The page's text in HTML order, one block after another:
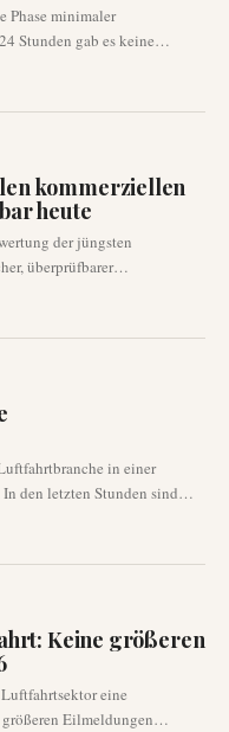
Phase minimaler
Stunden gab es keine
Flughäfen,
Ereignis und nicht den
kommerziellen
heute
der jüngsten
überprüfbarer
geeignet
Flughafenerweiterungen. Die
Geschichten.
in einer
den letzten Stunden sind
des Flugbetriebs,
ist in allen großen
Keine größeren
eine
Eilmeldungen